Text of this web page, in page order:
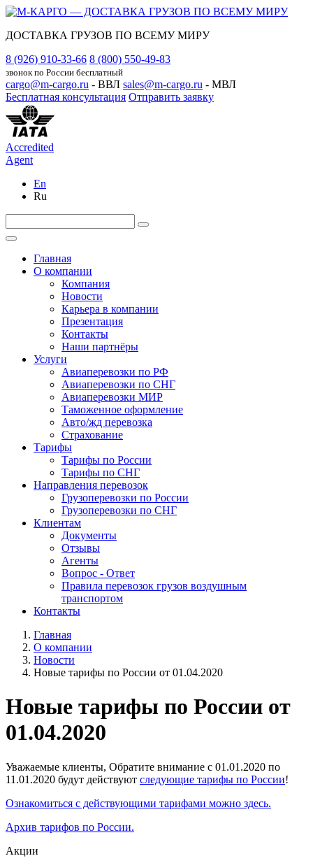
ДОСТАВКА ГРУЗОВ ПО ВСЕМУ МИРУ
8 (926) 910-33-66 8 (800) 550-49-83
звонок по России бесплатный
cargo@m-cargo.ru - ВВЛ sales@m-cargo.ru - МВЛ
Бесплатная консультация Отправить заявку
Accredited
Agent
En
Ru
Главная
О компании
Компания
Новости
Карьера в компании
Презентация
Контакты
Наши партнёры
Услуги
Авиаперевозки по РФ
Авиаперевозки по СНГ
Авиаперевозки МИР
Таможенное оформление
Авто/жд перевозка
Страхование
Тарифы
Тарифы по России
Тарифы по СНГ
Направления перевозок
Грузоперевозки по России
Грузоперевозки по СНГ
Клиентам
Документы
Отзывы
Агенты
Вопрос - Ответ
Правила перевозок грузов воздушным
транспортом
Контакты
Главная
О компании
Новости
Новые тарифы по России от 01.04.2020
Новые тарифы по России от
01.04.2020
Уважаемые клиенты, Обратите внимание c 01.01.2020 по
11.01.2020 будут действуют следующие тарифы по России!
Ознакомиться с действующими тарифами можно здесь.
Архив тарифов по России.
Акции